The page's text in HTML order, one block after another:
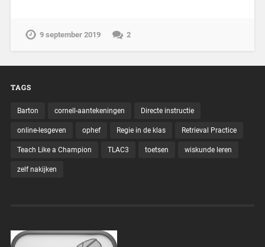
9 september 2019 2
TAGS
Barton cornell-aantekeningen Directe instructie
online-lesgeven ophef Regie in de klas Retrieval Practice
Teach Like a Champion TLAC3 toetsen wiskunde leren
zelf nakijken